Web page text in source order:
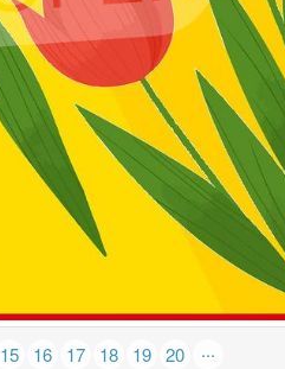
15 16 17 18 19 20 ...